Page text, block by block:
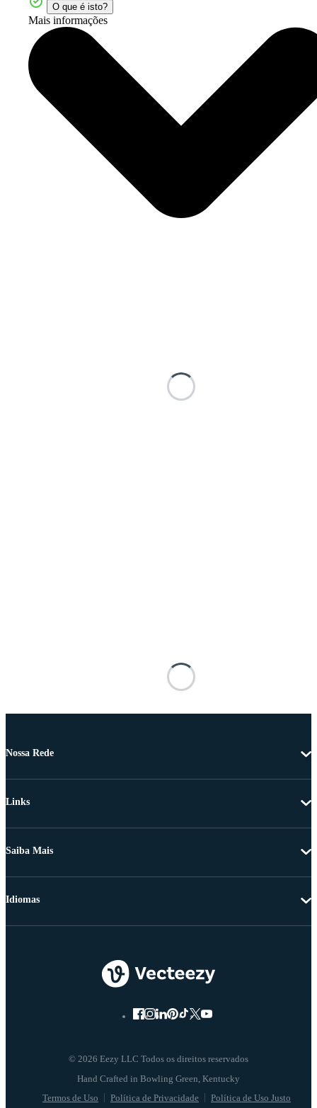
O que é isto?
Mais informações
Nossa Rede
Links
Saiba Mais
© 2026 Eezy LLC Todos os direitos reservados
Termos de Uso Política de Privacidade Política de Uso Justo
Idiomas